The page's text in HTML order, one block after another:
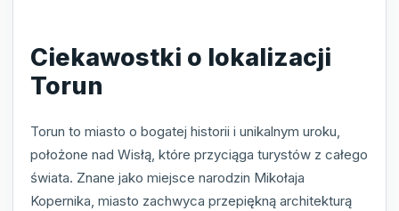
Ciekawostki o lokalizacji
Torun
Torun to miasto o bogatej historii i unikalnym uroku,
położone nad Wisłą, które przyciąga turystów z całego
świata. Znane jako miejsce narodzin Mikołaja
Kopernika, miasto zachwyca przepiękną architekturą